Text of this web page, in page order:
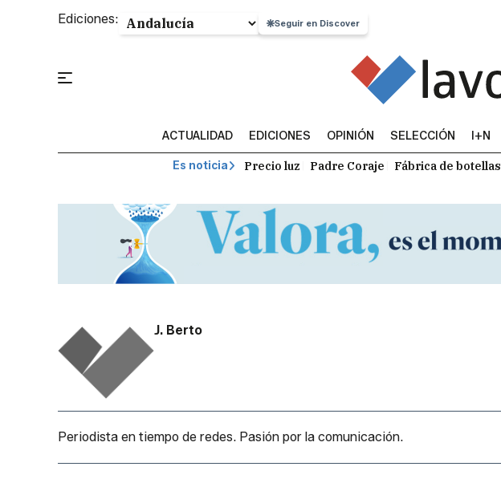
Ediciones: Seguir en Discover
ACTUALIDAD EDICIONES OPINIÓN SELECCIÓN I+N
Es noticia Precio luz Padre Coraje Fábrica de botellas
J. Berto
Periodista en tiempo de redes. Pasión por la comunicación.